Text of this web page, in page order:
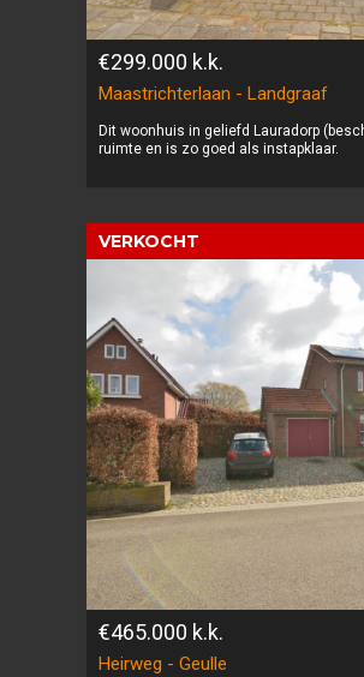
€299.000 k.k.
Maastrichterlaan - Landgraaf
Dit woonhuis in geliefd Lauradorp
ruimte en is zo goed als instapklaar.
VERKOCHT
€465.000 k.k.
Heirweg - Geulle